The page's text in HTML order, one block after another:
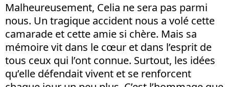
Malheureusement, Celia ne sera pas parmi
nous. Un tragique accident nous a volé cette
camarade et cette amie si chère. Mais sa
mémoire vit dans le cœur et dans l’esprit de
tous ceux qui l’ont connue. Surtout, les idées
qu’elle défendait vivent et se renforcent